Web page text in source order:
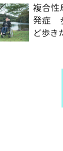
複合性
発症
ど歩き